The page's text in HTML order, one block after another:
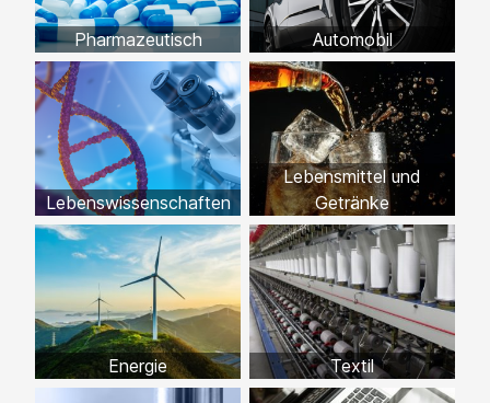
Pharmazeutisch Automobil
Lebenswissenschaften
Lebensmittel und
Getränke
Energie Textil